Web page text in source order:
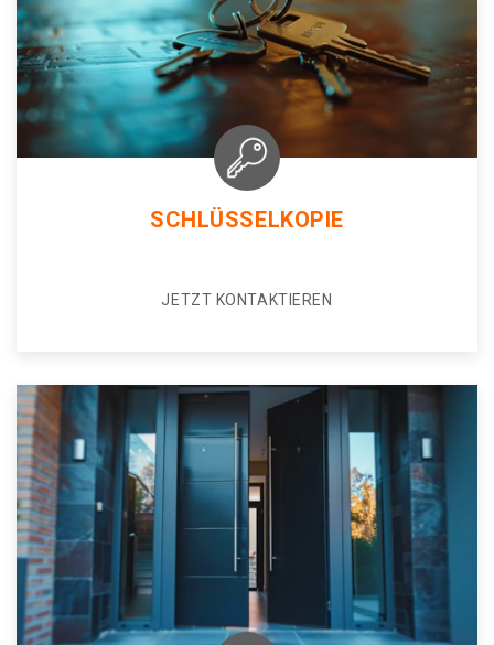
SCHLÜSSELKOPIE
JETZT KONTAKTIEREN